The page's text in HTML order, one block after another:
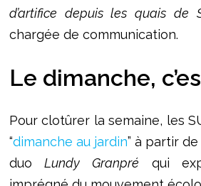
d’artifice depuis les quais de
chargée de communication.
Le dimanche,
Pour clotûrer la semaine, les
“dimanche au jardin” à partir de
duoLundy Granpré qui